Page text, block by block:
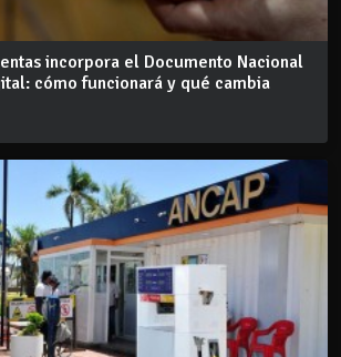
incorpora el Documento Nacional
cómo funcionará y qué cambia